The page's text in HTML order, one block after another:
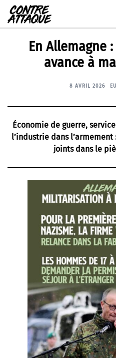
Aller
au
contenu
En Allemagne
avance à
8 AVRIL 2026
Économie de guerre,
l’industrie dans
joints dans le